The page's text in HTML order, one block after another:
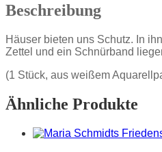
Beschreibung
Häuser bieten uns Schutz. In
Zettel und ein Schnürband
(1 Stück, aus weißem
Ähnliche Produkte